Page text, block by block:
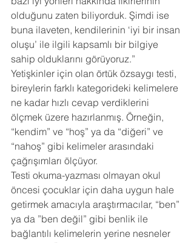
olduğunu zaten biliyorduk. Şimdi ise
buna ilaveten, kendilerinin ‘iyi bir insan
oluşu’ ile ilgili kapsamlı bir bilgiye
sahip olduklarını görüyoruz.”
Yetişkinler için olan örtük özsaygı testi,
bireylerin farklı kategorideki kelimelere
ne kadar hızlı cevap verdiklerini
ölçmek üzere hazırlanmış. Örneğin,
“kendim” ve “hoş” ya da “diğeri” ve
“nahoş” gibi kelimeler arasındaki
çağrışımları ölçüyor.
Testi okuma-yazması olmayan okul
öncesi çocuklar için daha uygun hale
getirmek amacıyla araştırmacılar, “ben”
ya da ”ben değil” gibi benlik ile
bağlantılı kelimelerin yerine nesneler